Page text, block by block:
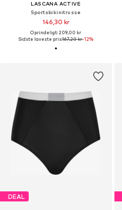
LASCANA ACTIVE
Sportsbikinitrusse
146,30 kr
Oprindeligt: 209,00 kr
Sidste laveste pris:167,20 kr-12%
DEAL